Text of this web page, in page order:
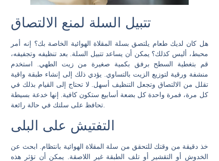
تتبيل السلة لمنع الالتصاق
هل كان لديك طعام يلتصق بسلة المقلاة الهوائية الخاصة بك؟ إنه أمر
محبط، أليس كذلك؟ يمكن أن يساعد تتبيل السلة. بعد تنظيفه وتجفيفه،
قم بتغطية السطح برفق بكمية صغيرة من زيت الطهي. استخدم
منشفة ورقية لتوزيع الزيت بالتساوي. يؤدي ذلك إلى إنشاء طبقة واقية
تقلل من الالتصاق وتجعل التنظيف أسهل. لا تحتاج إلى القيام بذلك في
كل مرة، فمرة واحدة كل بضعة أسابيع ستكون كافية. إنها خدعة بسيطة
تحافظ على سلتك في حالة رائعة.
التفتيش على البلى
خذ دقيقة من وقتك للتحقق من سلة المقلاة الهوائية بانتظام. ابحث عن
الخدوش أو التقشير أو تلف الطبقة غير اللاصقة. يمكن أن تؤثر هذه